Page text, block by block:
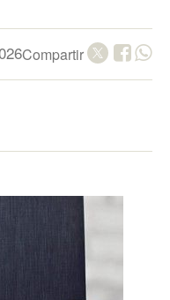
Compartir